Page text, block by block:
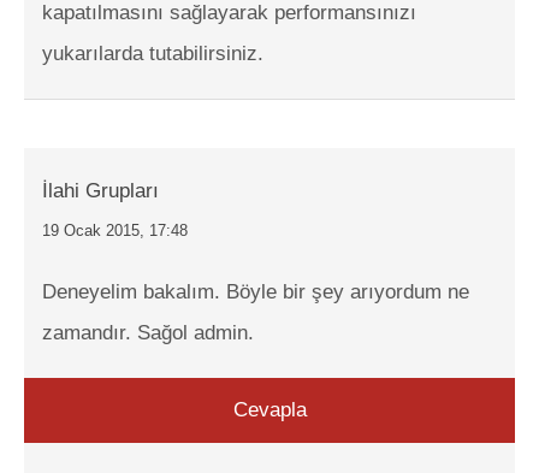
kapatılmasını sağlayarak performansınızı
yukarılarda tutabilirsiniz.
İlahi Grupları
19 Ocak 2015, 17:48
Deneyelim bakalım. Böyle bir şey arıyordum ne
zamandır. Sağol admin.
Cevapla